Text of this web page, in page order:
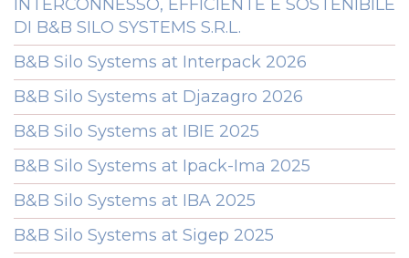
INTERCONNESSO, EFFICIENTE E SOSTENIBILE
DI B&B SILO SYSTEMS S.R.L.
B&B Silo Systems at Interpack 2026
B&B Silo Systems at Djazagro 2026
B&B Silo Systems at IBIE 2025
B&B Silo Systems at Ipack-Ima 2025
B&B Silo Systems at IBA 2025
B&B Silo Systems at Sigep 2025